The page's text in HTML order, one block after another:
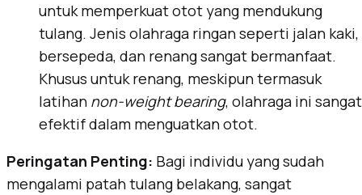
untuk memperkuat otot yang mendukung
tulang. Jenis olahraga ringan seperti jalan kaki,
bersepeda, dan renang sangat bermanfaat.
Khusus untuk renang, meskipun termasuk
latihan non-weight bearing, olahraga ini sangat
efektif dalam menguatkan otot.
Peringatan Penting: Bagi individu yang sudah
mengalami patah tulang belakang, sangat